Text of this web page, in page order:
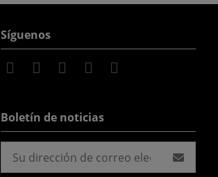
Síguenos
Boletín de noticias